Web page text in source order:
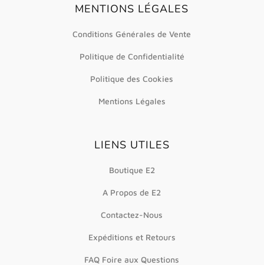
MENTIONS LÉGALES
Conditions Générales de Vente
Politique de Confidentialité
Politique des Cookies
Mentions Légales
LIENS UTILES
Boutique E2
A Propos de E2
Contactez-Nous
Expéditions et Retours
FAQ Foire aux Questions